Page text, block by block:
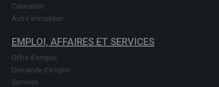
Colocation
Autre immobilier
EMPLOI, AFFAIRES ET SERVICES
Offre d'emploi
Demande d'emploi
Services